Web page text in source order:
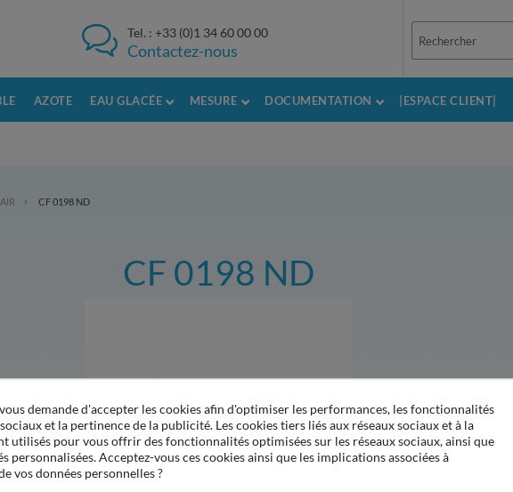
Tel. : +33 (0)1 34 60 00 00
Contactez-nous
AZOTE EAU GLACÉE MESURE DOCUMENTATION |ESPACE CLIENT|
CF 0198 ND
CF 0198 ND
demande d'accepter les cookies afin d'optimiser les performances, les fonctionnalités
et la pertinence de la publicité. Les cookies tiers liés aux réseaux sociaux et à la
utilisés pour vous offrir des fonctionnalités optimisées sur les réseaux sociaux, ainsi que
personnalisées. Acceptez-vous ces cookies ainsi que les implications associées à
vos données personnelles ?